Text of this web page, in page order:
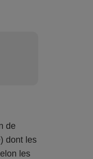
de
dont les
les